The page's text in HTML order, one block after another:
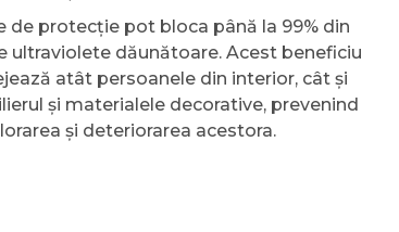
de protecție pot bloca până la 99% din
ultraviolete dăunătoare. Acest beneficiu
atât persoanele din interior, cât și
și materialele decorative, prevenind
și deteriorarea acestora.